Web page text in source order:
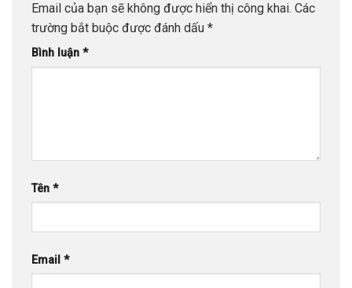
Email của bạn sẽ không được hiển thị công khai. Các
trường bắt buộc được đánh dấu *
Bình luận *
Tên *
Email *